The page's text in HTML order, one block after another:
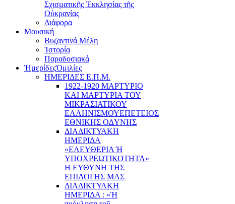
Σχισματικῆς Ἐκκλησίας τῆς
Οὐκρανίας
Διάφορα
Μουσική
Βυζαντινά Μέλη
Ἰστορία
Παραδοσιακά
ἩμερίδεςὉμιλίες
ΗΜΕΡΙΔΕΣ Ε.Π.Μ.
1922-1920 ΜΑΡΤΥΡΙΟ
ΚΑI ΜΑΡΤΥΡIΑ ΤΟΥ
ΜΙΚΡΑΣΙΑΤΙΚΟΥ
EΛΛΗΝΙΣΜΟΥEΠEΤΕΙΟΣ
EΘΝΙΚHΣ O∆YΝΗΣ
ΔΙΑΔΙΚΤΥΑΚΗ
ΗΜΕΡΙΔΑ
«EΛΕΥΘΕΡΙΑ Ή
YΠΟΧΡΕΩΤΙΚΟΤΗΤΑ»
Η ΕΥΘΥΝΗ ΤΗΣ
EΠΙΛΟΓΗΣ ΜΑΣ
ΔΙΑΔΙΚΤΥΑΚΗ
ΗΜΕΡΙΔΑ : «Ἡ